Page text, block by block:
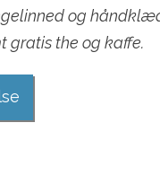
og
gratis the og kaffe.